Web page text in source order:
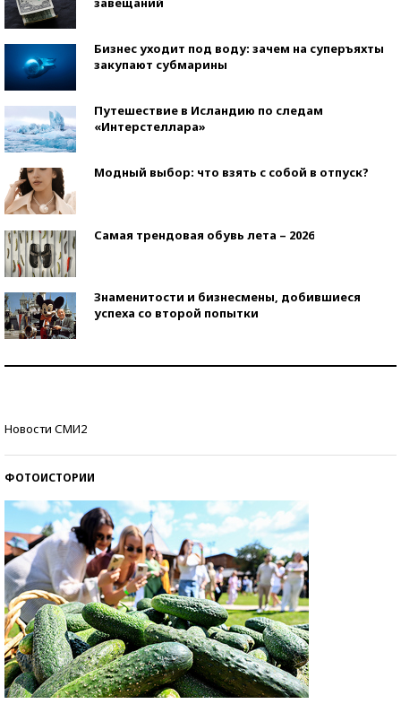
Бизнес уходит под воду: зачем на суперъяхты
закупают субмарины
Путешествие в Исландию по следам
«Интерстеллара»
Модный выбор: что взять с собой в отпуск?
Самая трендовая обувь лета – 2026
Знаменитости и бизнесмены, добившиеся
успеха со второй попытки
Новости СМИ2
ФОТОИСТОРИИ